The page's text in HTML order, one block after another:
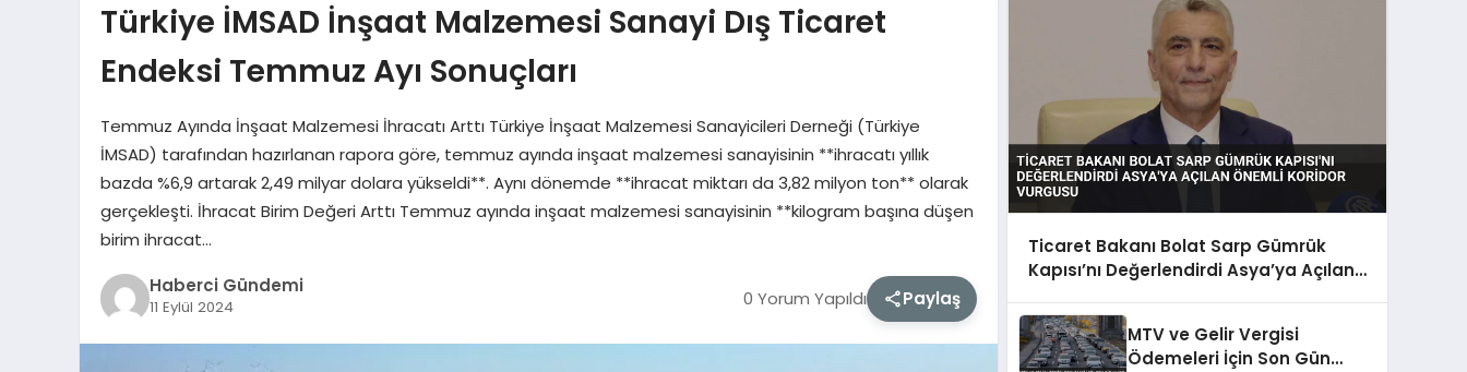
Türkiye İMSAD İnşaat Malzemesi Sanayi Dış Ticaret
Endeksi Temmuz Ayı Sonuçları
Temmuz Ayında İnşaat Malzemesi İhracatı Arttı Türkiye İnşaat Malzemesi Sanayicileri Derneği (Türkiye
İMSAD) tarafından hazırlanan rapora göre, temmuz ayında inşaat malzemesi sanayisinin **ihracatı yıllık
bazda %6,9 artarak 2,49 milyar dolara yükseldi**. Aynı dönemde **ihracat miktarı da 3,82 milyon ton** olarak
gerçekleşti. İhracat Birim Değeri Arttı Temmuz ayında inşaat malzemesi sanayisinin **kilogram başına düşen
birim ihracat…
Haberci Gündemi
11 Eylül 2024 0 Yorum Yapıldı Paylaş
Ticaret Bakanı Bolat Sarp Gümrük
Kapısı’nı Değerlendirdi Asya’ya Açılan
MTV ve Gelir Vergisi
Ödemeleri İçin Son Gün